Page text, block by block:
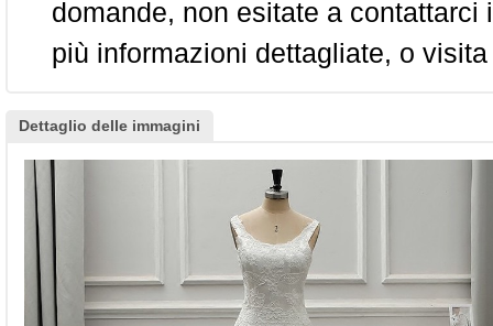
domande, non esitate a
più informazioni dettagliate, o
Dettaglio delle immagini